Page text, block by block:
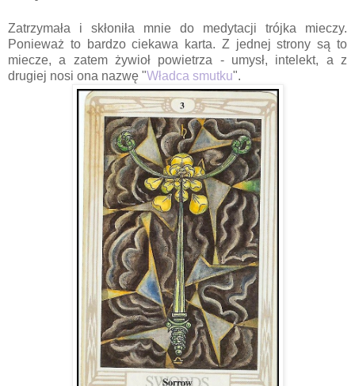
Zatrzymała i skłoniła mnie do medytacji trójka mieczy.
Ponieważ to bardzo ciekawa karta. Z jednej strony są to
miecze, a zatem żywioł powietrza - umysł, intelekt, a z
drugiej nosi ona nazwę "Władca smutku".